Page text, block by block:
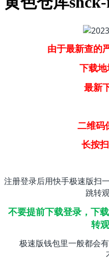
由于最新查的严，
下载地址
最新下载
二维码
长按
注册登录后用快手极速版扫
跳转
不要提前下载登录，下
转
极速版钱包里一般都会有